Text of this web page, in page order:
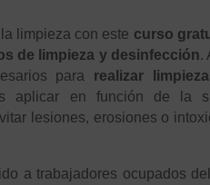
limpieza con este curso
de limpieza y desinfección.
para realizar
aplicar en función de la
lesiones, erosiones o
a trabajadores ocupados